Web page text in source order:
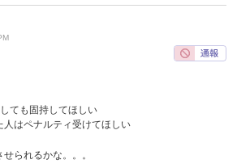
ても固持してほしい
人はペナルティ受けてほしい
られるかな。。。